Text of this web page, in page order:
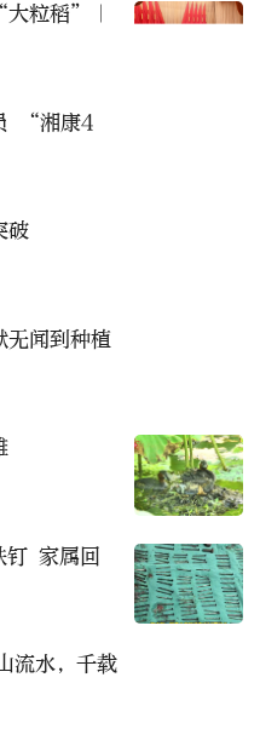
粒稻”｜
“湘康4
破
无闻到种植
钉 家属回
流水，千载